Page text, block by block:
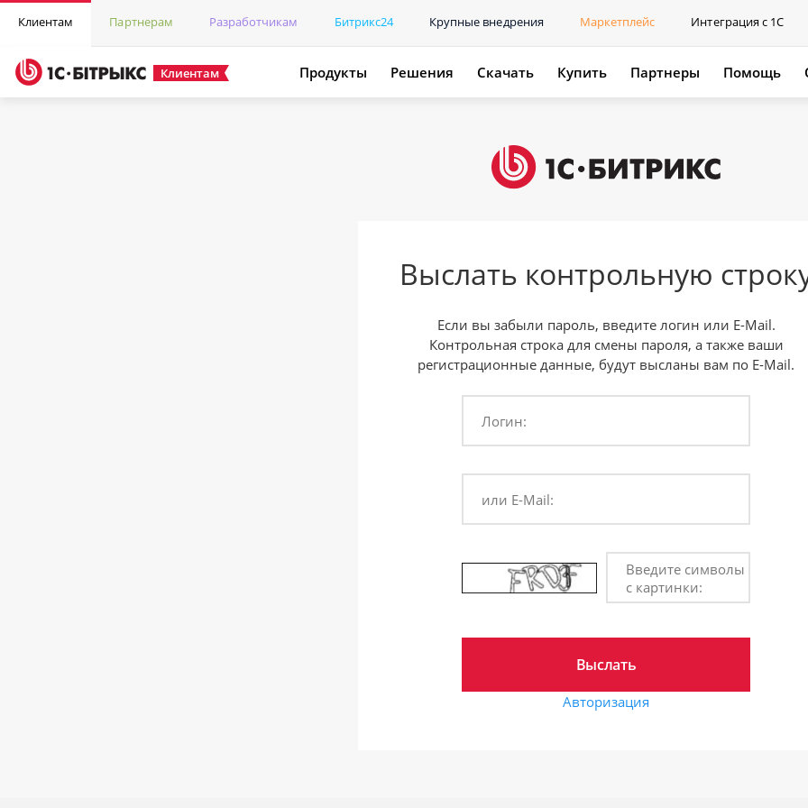
Клиентам Партнерам Разработчикам Битрикс24 Крупные внедрения Маркетплейс Интеграция с 1С
Клиентам Продукты Решения Скачать Купить Партнеры Помощь
Выслать контрольную
Если вы забыли пароль, введите логин или E-Mail.
Контрольная строка для смены пароля, а также ваши
регистрационные данные, будут высланы вам по E-Mail.
Логин:
или E-Mail:
Введите символы
с картинки:
Авторизация